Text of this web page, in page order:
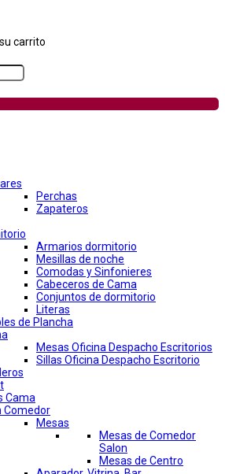
carrito
Perchas
Zapateros
Armarios dormitorio
Mesillas de noche
Comodas y Sinfonieres
Cabeceros de Cama
Conjuntos de dormitorio
Literas
de Plancha
Mesas Oficina Despacho Escritorios
Sillas Oficina Despacho Escritorio
Cama
Comedor
Mesas
Mesas de Comedor
Salon
Mesas de Centro